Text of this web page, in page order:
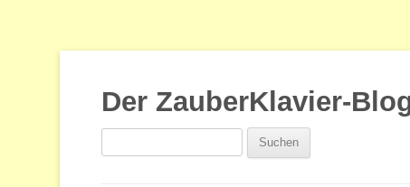
Der ZauberKlavier-
Suchen
nach: